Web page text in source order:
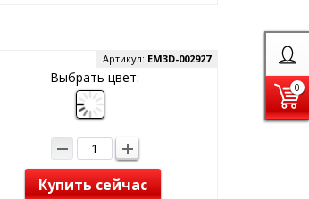
0
Артикул: EM3D-002927
Выбрать цвет:
Купить сейчас